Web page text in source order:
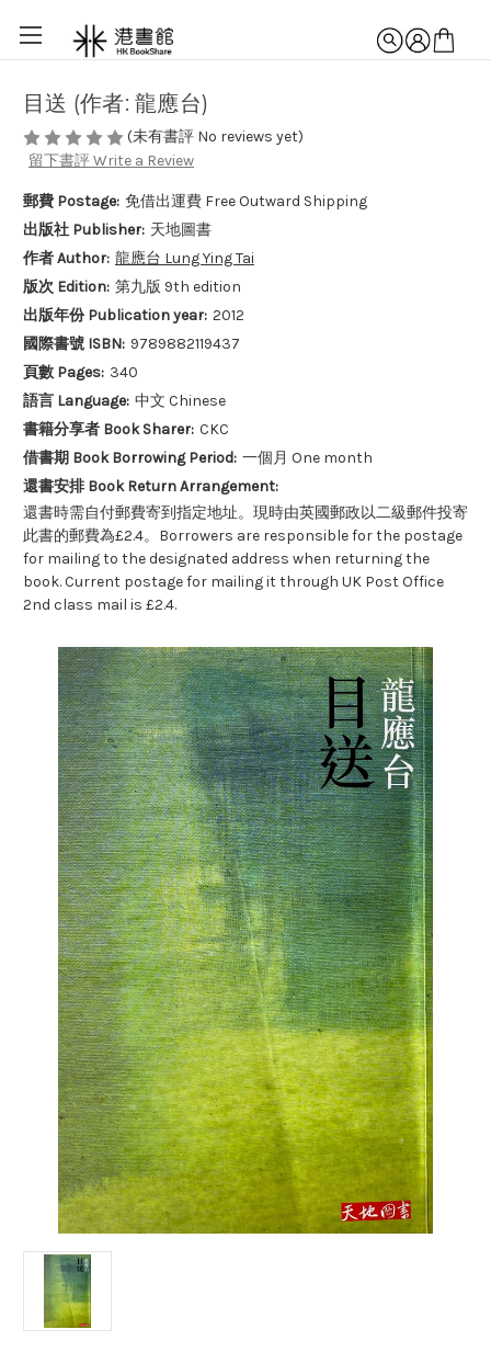
目送 (作者: 龍應台)
(未有書評 No reviews yet)
留下書評 Write a Review
郵費 Postage: 免借出運費 Free Outward Shipping
出版社 Publisher: 天地圖書
作者 Author: 龍應台 Lung Ying Tai
版次 Edition: 第九版 9th edition
出版年份 Publication year: 2012
國際書號 ISBN: 9789882119437
頁數 Pages: 340
語言 Language: 中文 Chinese
書籍分享者 Book Sharer: CKC
借書期 Book Borrowing Period: 一個月 One month
還書安排 Book Return Arrangement:
還書時需自付郵費寄到指定地址。現時由英國郵政以二級郵件投寄
此書的郵費為£2.4。Borrowers are responsible for the postage
for mailing to the designated address when returning the
book. Current postage for mailing it through UK Post Office
2nd class mail is £2.4.